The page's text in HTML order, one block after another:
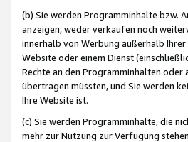
(b) Sie werden Programminhalte bzw.
anzeigen, weder verkaufen noch
innerhalb von Werbung außerhalb
Website oder einem Dienst
Rechte an den Programminhalten
übertragen müssten, und Sie werden
Ihre Website ist.
(c) Sie werden Programminhalte, die
mehr zur Nutzung zur Verfügung